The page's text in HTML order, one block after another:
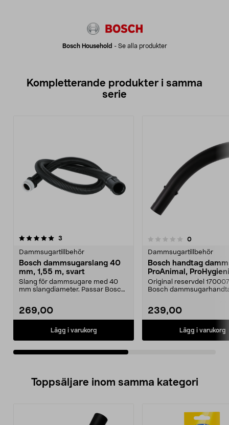
Bosch Household - Se alla produkter
Kompletterande produkter i samma
serie
3
Dammsugartillbehör
Bosch dammsugarslang 40
mm, 1,55 m, svart
Slang för dammsugare med 40
mm slangdiameter. Passar Bosch
269,00
Lägg i varukorg
0.0 av 5 stjärnor 0recensioner
Dammsugartillbehör
Bosch handtag
ProAnimal,
Original reservdel
Bosch
239,00
Lägg i varukorg
5.0av 5 stjärnor
Toppsäljare inom samma kategori